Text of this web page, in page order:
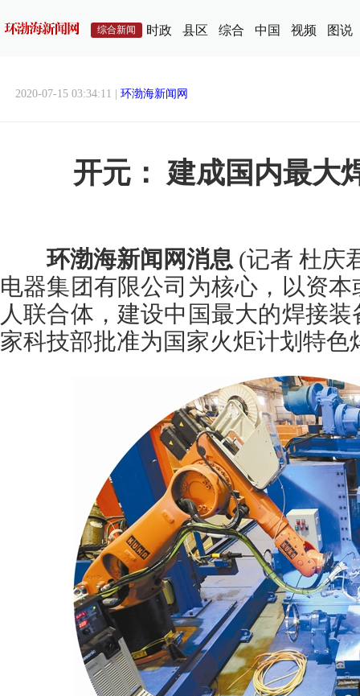
综合新闻 时政 县区 综合 中国 视频 图说
2020-07-15 03:34:11 | 环渤海新闻网
开元： 建成国内最大
环渤海新闻网消息 (记者 杜庆
电器集团有限公司为核心，以资
人联合体，建设中国最大的焊接
家科技部批准为国家火炬计划特色